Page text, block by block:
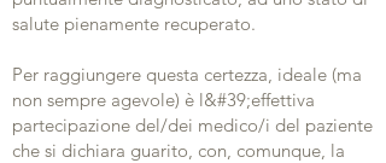
salute pienamente recuperato.
Per raggiungere questa certezza, ideale (ma
non sempre agevole) è l&#39;effettiva
partecipazione del/dei medico/i del paziente
che si dichiara guarito, con, comunque, la